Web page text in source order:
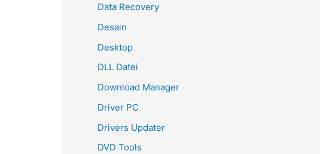
Data Recovery
Desain
Desktop
DLL Datei
Download Manager
Driver PC
Drivers Updater
DVD Tools